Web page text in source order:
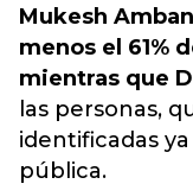
Mukesh
menos el 61%
mientras que
las personas,
identificadas
pública.